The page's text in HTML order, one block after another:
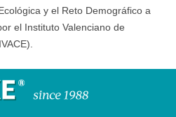
y el Reto Demográfico a
el Instituto Valenciano de